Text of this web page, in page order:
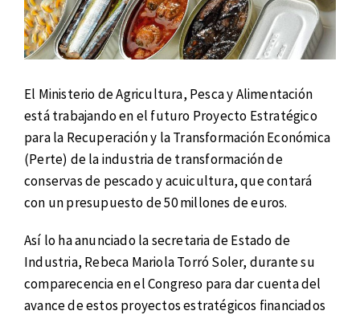
El Ministerio de Agricultura, Pesca y Alimentación
está trabajando en el futuro Proyecto Estratégico
para la Recuperación y la Transformación Económica
(Perte) de la industria de transformación de
conservas de pescado y acuicultura, que contará
con un presupuesto de 50 millones de euros.
Así lo ha anunciado la secretaria de Estado de
Industria, Rebeca Mariola Torró Soler, durante su
comparecencia en el Congreso para dar cuenta del
avance de estos proyectos estratégicos financiados